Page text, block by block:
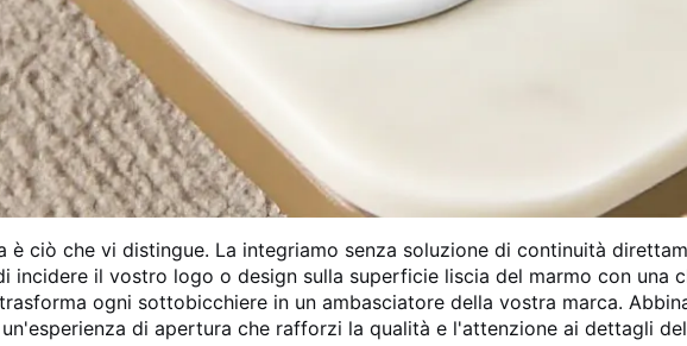
è ciò che vi distingue. La integriamo senza soluzione di continuità
incidere il vostro logo o design sulla superficie liscia del marmo con una
ogni sottobicchiere in un ambasciatore della vostra marca.
di apertura che rafforzi la qualità e l'attenzione ai dettagli